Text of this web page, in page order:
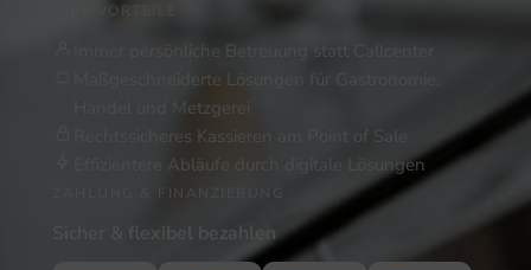
IHRE VORTEILE
Immer persönliche Betreuung statt Callcenter
Maßgeschneiderte Lösungen für Gastronomie,
Handel und Metzgerei
Rechtssicheres Kassieren am Point of Sale
Effizientere Abläufe durch digitale Lösungen
ZAHLUNG & FINANZIERUNG
Sicher & flexibel bezahlen